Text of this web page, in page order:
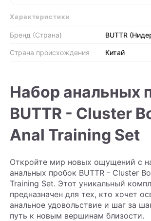
Характеристики
Бренд (Страна) BUTTR
Страна происхождения Китай
Набор анальных
BUTTR - Cluster
Anal Training Set
Откройте мир новых ощущений с
анальных пробок BUTTR - Cluster
Training Set. Этот уникальный
предназначен для тех, кто хочет
анальное удовольствие и шаг за
путь к новым вершинам близости.